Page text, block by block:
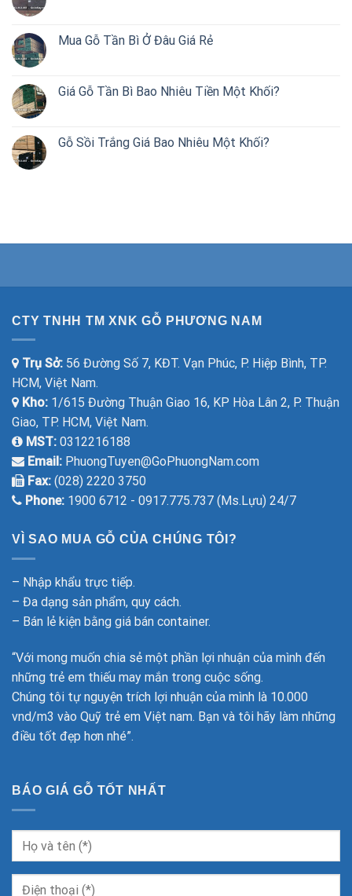
Mua Gỗ Tần Bì Ở Đâu Giá Rẻ
Giá Gỗ Tần Bì Bao Nhiêu Tiền Một Khối?
Gỗ Sồi Trắng Giá Bao Nhiêu Một Khối?
CTY TNHH TM XNK GỖ PHƯƠNG NAM
Trụ Sở: 56 Đường Số 7, KĐT. Vạn Phúc, P. Hiệp Bình, TP.
HCM, Việt Nam.
Kho: 1/615 Đường Thuận Giao 16, KP Hòa Lân 2, P. Thuận
Giao, TP. HCM, Việt Nam.
MST: 0312216188
Email: PhuongTuyen@GoPhuongNam.com
Fax: (028) 2220 3750
Phone: 1900 6712 - 0917.775.737 (Ms.Lựu) 24/7
VÌ SAO MUA GỖ CỦA CHÚNG TÔI?
– Nhập khẩu trực tiếp.
– Đa dạng sản phẩm, quy cách.
– Bán lẻ kiện bằng giá bán container.
“Với mong muốn chia sẻ một phần lợi nhuận của mình đến
những trẻ em thiếu may mắn trong cuộc sống.
Chúng tôi tự nguyện trích lợi nhuận của mình là 10.000
vnd/m3 vào Quỹ trẻ em Việt nam. Bạn và tôi hãy làm những
điều tốt đẹp hơn nhé”.
BÁO GIÁ GỖ TỐT NHẤT